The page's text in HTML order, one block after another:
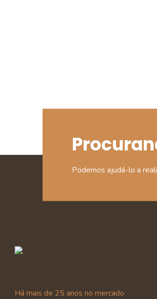
Podemos ajudá-lo a
Há mais de 25 anos no mercado